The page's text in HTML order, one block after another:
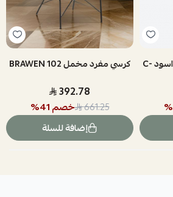
كرسي مفرد حديد اصفر +اسود C-
%
كرسي مفرد مخمل 102 BRAWEN
392.78
661.25 خصم41
%
إضافة للسلة